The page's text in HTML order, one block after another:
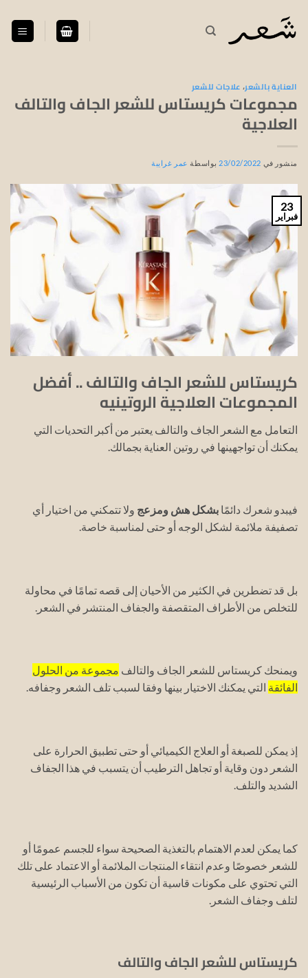
للمحتوى
العناية بالشعر،علاجات للشعر
مجموعات كريستاس للشعر الجاف والتالف
العلاجية
منشور في 23/02/2022 بواسطة عمر غرايبة
23
فبراير
كريستاس للشعر الجاف والتالف .. أفضل
المجموعات العلاجية الروتينيه
التعامل مع الشعر الجاف والتالف يعتبر من أكبر التحديات التي
يمكنك أن تواجهينها في روتين العناية بجمالك.
فيبدو شعرك دائمًا بشكل هش ومزعج ولا تتمكني من اختيار أي
تصفيفة ملائمة لشكل الوجه أو حتى لمناسبة خاصة.
بل قد تضطرين في الكثير من الأحيان إلى قصه تمامًا في محاولة
للتخلص من الأطراف المتقصفة والجفاف المنتشر في الشعر.
ويمنحك كريستاس للشعر الجاف والتالف مجموعة من الحلول
الفائقة التي يمكنك الاختيار بينها وفقا لسبب تلف الشعر وجفافه.
إذ يمكن للصبغة أو العلاج الكيميائي أو حتى تطبيق الحرارة على
الشعر دون وقاية أو تجاهل الترطيب أن يتسبب في هذا الجفاف
الشديد والتلف.
كما يمكن لعدم الاهتمام بالتغذية الصحيحة سواء للجسم عمومًا أو
للشعر خصوصًا وعدم انتقاء المنتجات الملائمة أو الاعتماد على تلك
التي تحتوي على مكونات قاسية أن تكون من الأسباب الرئيسية
لتلف وجفاف الشعر.
كريستاس للشعر الجاف والتالف